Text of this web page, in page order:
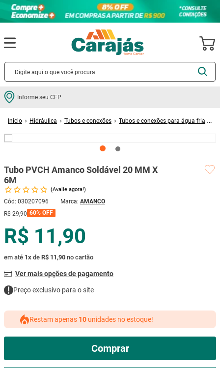
Informe seu CEP
Hidráulica Tubos e conexões
Tubos e conexões para água fria
Tubo PVCH Amanco Soldável 20 MM X
6M
Avalie agora!
Cód: 030207096
AMANCO
R$ 29,90 60% OFF
R$ 11,90
em até 1x de R$ 11,90 no cartão
Ver mais opções de pagamento
Preço exclusivo para o site
Restam apenas 10 unidades no estoque!
Comprar
Termos mais buscados
2º porcelanato
5º porta
6º vaso sanitário
7º tinta
8º cadeira
9 º mesa
º ar condicionado